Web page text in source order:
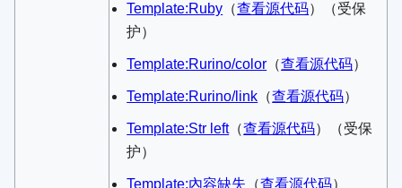
Template:Ruby ​（查看源代码）​（受保
护）
Template:Rurino/color ​（查看源代码）​
Template:Rurino/link ​（查看源代码）​
Template:Str left​（查看源代码）​（受保
护）
Template:內容缺失 ​（查看源代码）​